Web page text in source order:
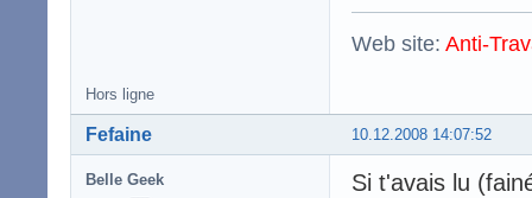
Web site: Anti-
Hors ligne
10.12.2008 14:07:52
Fefaine
Belle Geek
Si t'avais lu